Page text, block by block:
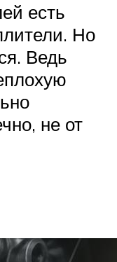
есть
Но
Ведь
не от